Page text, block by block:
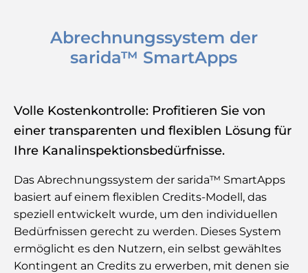
Abrechnungssystem der
sarida™ SmartApps
Volle Kostenkontrolle: Profitieren Sie von
einer transparenten und flexiblen Lösung für
Ihre Kanalinspektionsbedürfnisse.
Das Abrechnungssystem der sarida™ SmartApps
basiert auf einem flexiblen Credits-Modell, das
speziell entwickelt wurde, um den individuellen
Bedürfnissen gerecht zu werden. Dieses System
ermöglicht es den Nutzern, ein selbst gewähltes
Kontingent an Credits zu erwerben, mit denen sie